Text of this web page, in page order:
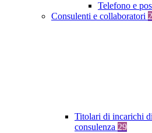
Telefono e
Consulenti e collaboratori
Titolari di incarichi
consulenza 29